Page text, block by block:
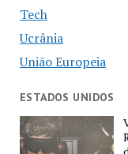
Tech
Ucrânia
União Europeia
ESTADOS UNIDOS